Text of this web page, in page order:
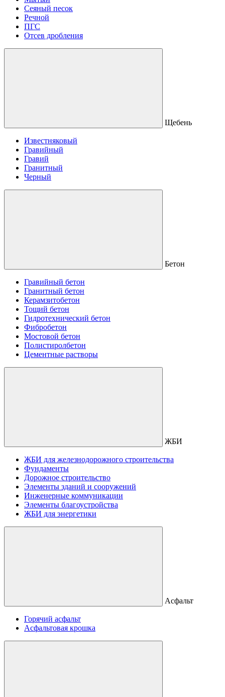
Сеяный песок
Речной
ПГС
Отсев дробления
Щебень
Известняковый
Гравийный
Гравий
Гранитный
Черный
Бетон
Гравийный бетон
Гранитный бетон
Керамзитобетон
Тощий бетон
Гидротехнический бетон
Фибробетон
Мостовой бетон
Полистиролбетон
Цементные растворы
ЖБИ
ЖБИ для железнодорожного строительства
Фундаменты
Дорожное строительство
Элементы зданий и сооружений
Инженерные коммуникации
Элементы благоустройства
ЖБИ для энергетики
Асфальт
Горячий асфальт
Асфальтовая крошка